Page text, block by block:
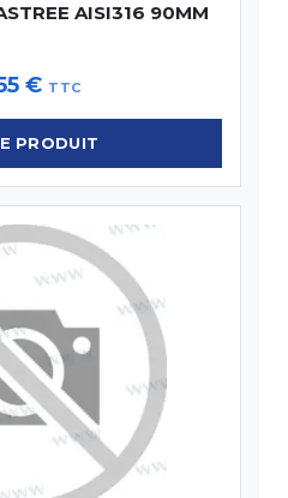
AISI316 90MM
€ TTC
PRODUIT